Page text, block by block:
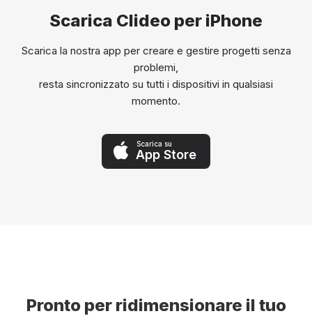
Scarica Clideo per iPhone
Scarica la nostra app per creare e gestire progetti senza
problemi,
resta sincronizzato su tutti i dispositivi in qualsiasi
momento.
Scarica su
App Store
Pronto per ridimensionare il tuo